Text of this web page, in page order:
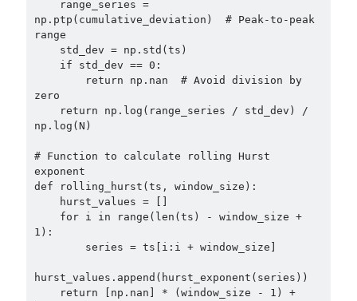
np.ptp(cumulative_deviation)  # Peak-to-peak
range
zero
np.log(N)
# Function to calculate rolling Hurst
exponent
def rolling_hurst(ts, window_size):
1):
hurst_values.append(hurst_exponent(series))